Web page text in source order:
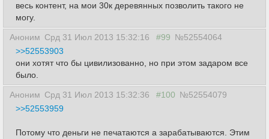
весь контент, на мои 30к деревянных позволить такого не
могу.
Аноним Срд 31 Июл 2013 15:32:16 #99 №52554064
>>52553903
они хотят что бы цивилизованно, но при этом задаром все
было.
Аноним Срд 31 Июл 2013 15:32:36 #100 №52554079
>>52553959
Потому что деньги не печатаются а зарабатываются. Этим